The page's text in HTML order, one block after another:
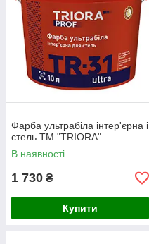
Фарба ультрабіла інтер'єрна і
стель ТМ "TRIORA"
В наявності
1 730 ₴
Купити